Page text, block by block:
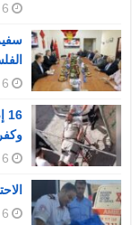
6 أغسطس، 2026
6 أغسطس، 2026
6 أغسطس، 2026
6 أغسطس، 2026